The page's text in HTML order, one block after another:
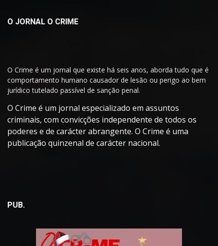
O JORNAL O CRIME
O Crime é um jornal que existe há seis anos, aborda tudo que é
comportamento humano causador de lesão ou perigo ao bem
jurídico tutelado passível de sanção penal.
O Crime é um jornal especializado em assuntos
criminais, com convicções independente de todos os
poderes e de carácter abrangente. O Crime é uma
publicação quinzenal de carácter nacional.
PUB.